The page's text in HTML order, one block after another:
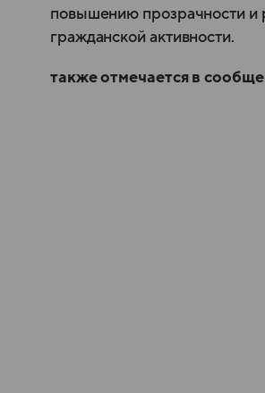
повышению прозрачности
гражданской активности.
также отмечается в